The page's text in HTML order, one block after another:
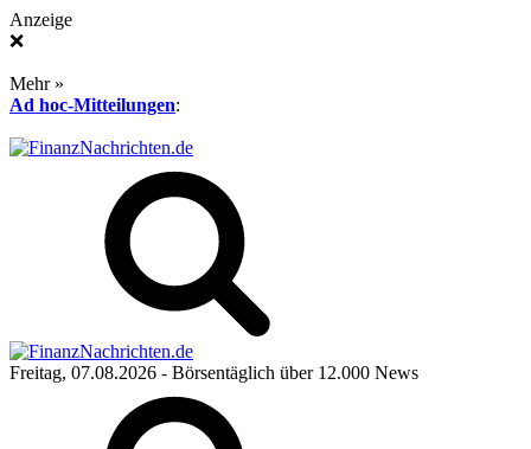
Anzeige
❌
Mehr »
Ad hoc-Mitteilungen:
Freitag, 07.08.2026 - Börsentäglich über 12.000 News